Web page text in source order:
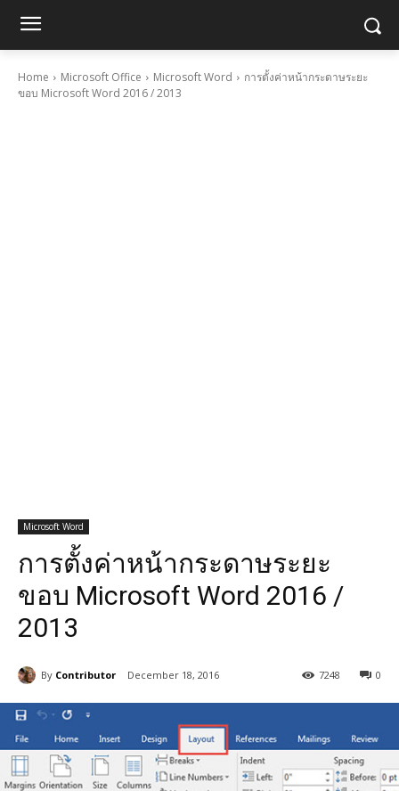
Home Microsoft Office Microsoft Word
การตั้งค่าหน้ากระดาษระยะ
ขอบ Microsoft Word 2016 / 2013
Microsoft Word
การตั้งค่าหน้ากระดาษระยะ
ขอบ Microsoft Word 2016 /
2013
By Contributor December 18, 2016 0
7248